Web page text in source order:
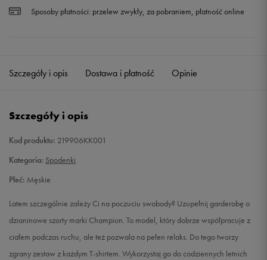
Sposoby płatności: przelew zwykły, za pobraniem, płatność online
Szczegóły i opis Dostawa i płatność Opinie
Szczegóły i opis
Kod produktu: 219906KK001
Kategoria: Spodenki
Płeć: Męskie
Latem szczególnie zależy Ci na poczuciu swobody? Uzupełnij garderobę o
dzianinowe szorty marki Champion. To model, który dobrze współpracuje z
ciałem podczas ruchu, ale też pozwala na pełen relaks. Do tego tworzy
zgrany zestaw z każdym T-shirtem. Wykorzystaj go do codziennych letnich